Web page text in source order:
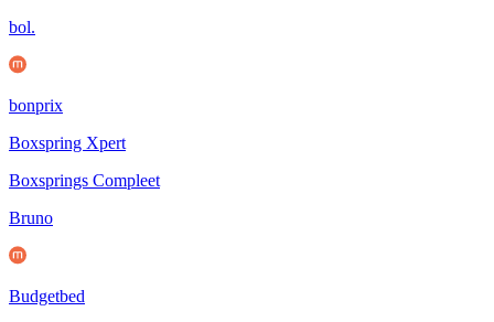
bol.
bonprix
Boxspring Xpert
Boxsprings Compleet
Bruno
Budgetbed